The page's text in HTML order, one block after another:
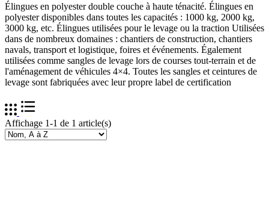
Élingues en polyester double couche à haute ténacité. Élingues en
polyester disponibles dans toutes les capacités : 1000 kg, 2000 kg,
3000 kg, etc. Élingues utilisées pour le levage ou la traction Utilisées
dans de nombreux domaines : chantiers de construction, chantiers
navals, transport et logistique, foires et événements. Également
utilisées comme sangles de levage lors de courses tout-terrain et de
l'aménagement de véhicules 4×4. Toutes les sangles et ceintures de
levage sont fabriquées avec leur propre label de certification
Affichage 1-1 de 1 article(s)